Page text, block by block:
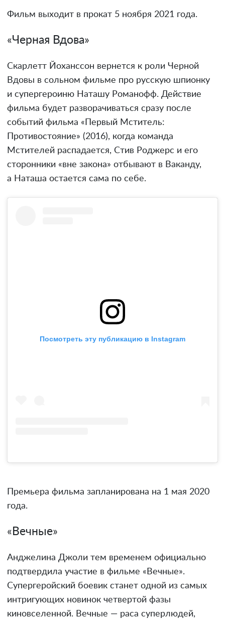
Фильм выходит в прокат 5 ноября 2021 года.
«Черная Вдова»
Скарлетт Йоханссон вернется к роли Черной
Вдовы в сольном фильме про русскую шпионку
и супергероиню Наташу Романофф. Действие
фильма будет разворачиваться сразу после
событий фильма «Первый Мститель:
Противостояние» (2016), когда команда
Мстителей распадается, Стив Роджерс и его
сторонники «вне закона» отбывают в Ваканду,
а Наташа остается сама по себе.
Посмотреть эту публикацию в Instagram
Премьера фильма запланирована на 1 мая 2020
года.
«Вечные»
Анджелина Джоли тем временем официально
подтвердила участие в фильме «Вечные».
Супергеройский боевик станет одной из самых
интригующих новинок четвертой фазы
киновселенной. Вечные — раса суперлюдей,